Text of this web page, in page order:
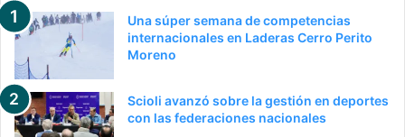
Una súper semana de competencias
internacionales en Laderas Cerro Perito
Moreno
Scioli avanzó sobre la gestión en deportes
con las federaciones nacionales